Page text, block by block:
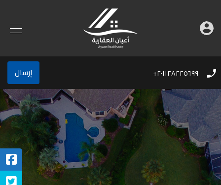
٢٠١١٢٨٢٢٥٦٩٩+ إرسال